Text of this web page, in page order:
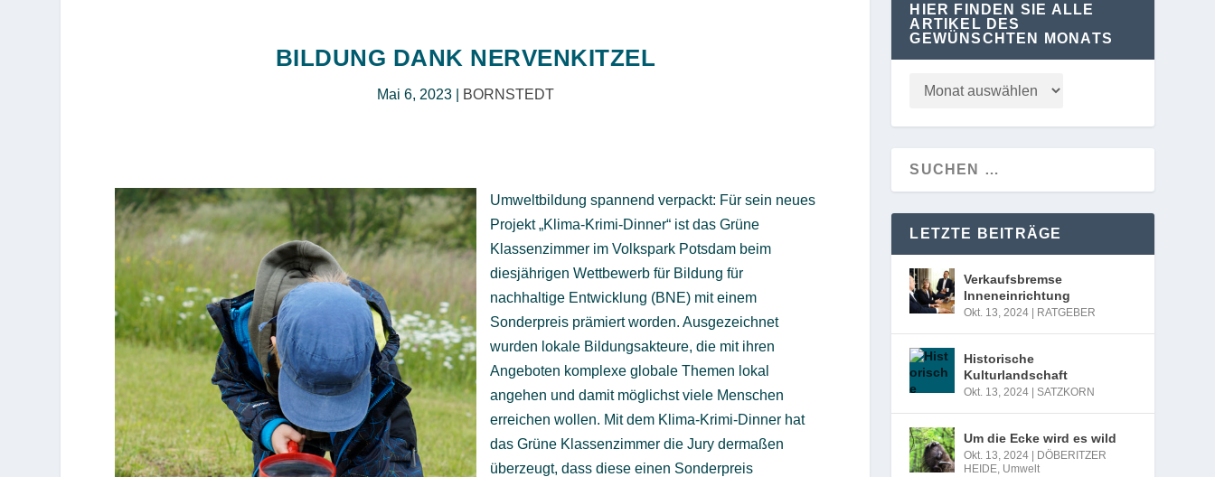
BILDUNG DANK NERVENKITZEL
Mai 6, 2023| BORNSTEDT
Umweltbildung spannend verpackt: Für sein neues
Projekt „Klima-Krimi-Dinner“ ist das Grüne
Klassenzimmer im Volkspark Potsdam beim
diesjährigen Wettbewerb für Bildung für
nachhaltige Entwicklung (BNE) mit einem
Sonderpreis prämiert worden. Ausgezeichnet
wurden lokale Bildungsakteure, die mit ihren
Angeboten komplexe globale Themen lokal
angehen und damit möglichst viele Menschen
erreichen wollen. Mit dem Klima-Krimi-Dinner hat
das Grüne Klassenzimmer die Jury dermaßen
überzeugt, dass diese einen Sonderpreis
HIER FINDEN SIE ALLE
ARTIKEL DES
GEWÜNSCHTEN MONATS
LETZTE BEITRÄGE
Verkaufsbremse
Inneneinrichtung
Okt. 13, 2024 RATGEBER
Historische
Kulturlandschaft
Okt. 13, 2024 |SATZKORN
Um die Ecke wird es wild
Okt. 13, 2024
DÖBERITZER
HEIDE, Umwelt